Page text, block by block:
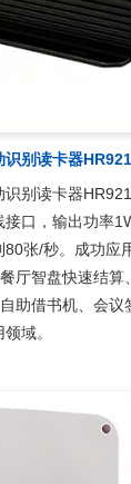
别读卡器
别读卡器
口，输出功率
张/秒。成功应
厅智盘快速结算
助借书机、会议
域。